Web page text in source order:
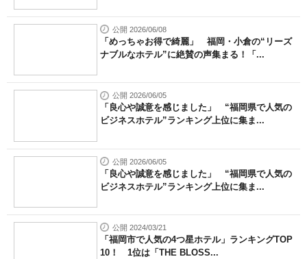
公開 2026/06/08
「めっちゃお得で綺麗」 福岡・小倉の“リーズ
ナブルなホテル”に絶賛の声集まる！「...
公開 2026/06/05
「良心や誠意を感じました」 “福岡県で人気の
ビジネスホテル”ランキング上位に集ま...
公開 2026/06/05
「良心や誠意を感じました」 “福岡県で人気の
ビジネスホテル”ランキング上位に集ま...
公開 2024/03/21
「福岡市で人気の4つ星ホテル」ランキングTOP
10！ 1位は「THE BLOSS...